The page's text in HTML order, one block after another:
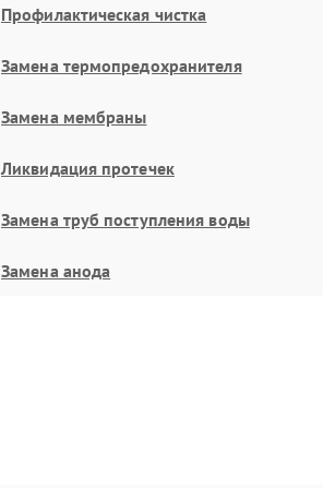
Профилактическая чистка
Замена термопредохранителя
Замена мембраны
Ликвидация протечек
Замена труб поступления воды
Замена анода